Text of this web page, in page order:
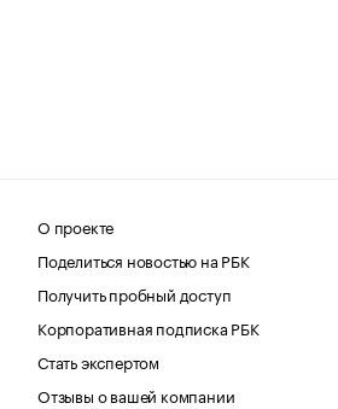
О проекте
Поделиться новостью на РБК
Получить пробный доступ
Корпоративная подписка РБК
Стать экспертом
Отзывы о вашей компании